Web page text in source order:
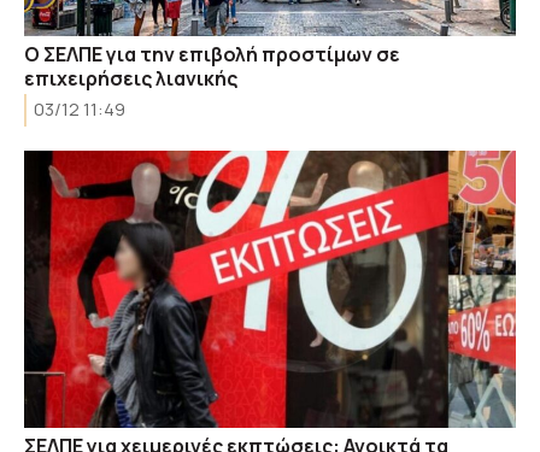
Ο ΣΕΛΠΕ για την επιβολή προστίμων σε
επιχειρήσεις λιανικής
03/12 11:49
ΣΕΛΠΕ για χειμερινές εκπτώσεις: Ανοικτά τα